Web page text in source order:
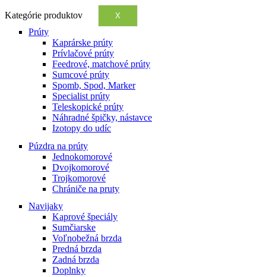
Kategórie produktov X
Prúty
Kaprárske prúty
Prívlačové prúty
Feedrové, matchové prúty
Sumcové prúty
Spomb, Spod, Marker
Specialist prúty
Teleskopické prúty
Náhradné špičky, nástavce
Izotopy do udíc
Púzdra na prúty
Jednokomorové
Dvojkomorové
Trojkomorové
Chrániče na pruty
Navijaky
Kaprové špeciály
Sumčiarske
Voľnobežná brzda
Predná brzda
Zadná brzda
Doplnky